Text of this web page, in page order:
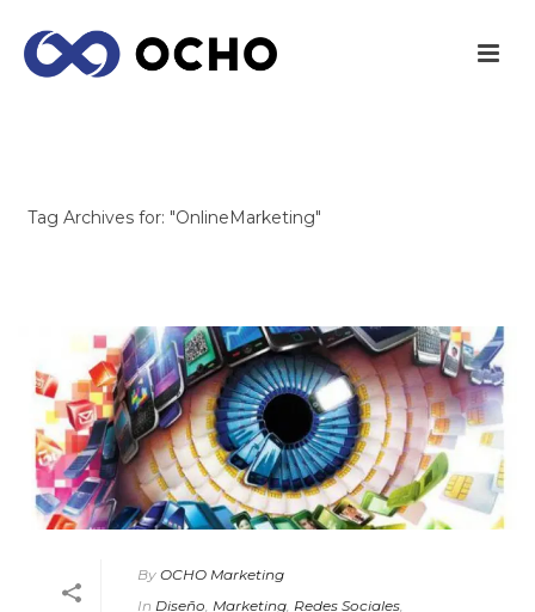
Tag Archives for: "OnlineMarketing"
By OCHO Marketing
In Diseño Marketing Redes Sociales